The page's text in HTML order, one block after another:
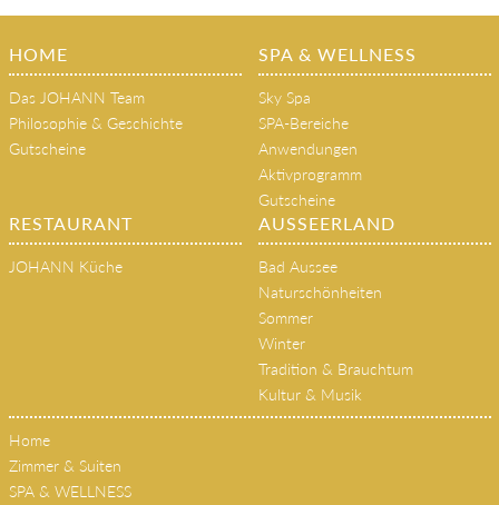
HOME
Das JOHANN Team
Philosophie & Geschichte
Gutscheine
SPA & WELLNESS
Sky Spa
SPA-Bereiche
Anwendungen
Aktivprogramm
Gutscheine
RESTAURANT
JOHANN Küche
AUSSEERLAND
Bad Aussee
Naturschönheiten
Sommer
Winter
Tradition & Brauchtum
Kultur & Musik
Home
Zimmer & Suiten
SPA & WELLNESS